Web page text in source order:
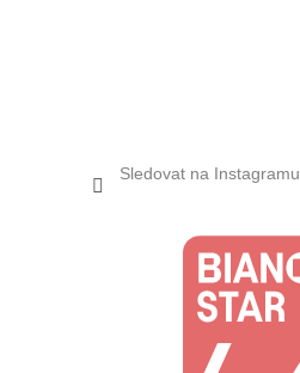
Sledovat na Instagramu